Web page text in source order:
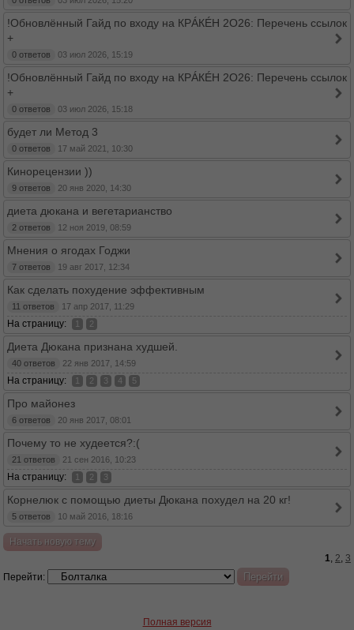
!Обновлённый Гайд по входу на КРÁКÉН 2O26: Перечень ссылок
+
0 ответов 03 июл 2026, 15:19
!Обновлённый Гайд по входу на КРÁКÉН 2O26: Перечень ссылок
+
0 ответов 03 июл 2026, 15:18
будет ли Метод 3
0 ответов 17 май 2021, 10:30
Кинорецензии ))
9 ответов 20 янв 2020, 14:30
диета дюкана и вегетарианство
2 ответов 12 ноя 2019, 08:59
Мнения о ягодах Годжи
7 ответов 19 авг 2017, 12:34
Как сделать похудение эффективным
11 ответов 17 апр 2017, 11:29
На страницу: 1 2
Диета Дюкана признана худшей.
40 ответов 22 янв 2017, 14:59
На страницу: 1 2 3 4 5
Про майонез
6 ответов 20 янв 2017, 08:01
Почему то не худеется?:(
21 ответов 21 сен 2016, 10:23
На страницу: 1 2 3
Корнелюк с помощью диеты Дюкана похудел на 20 кг!
5 ответов 10 май 2016, 18:16
Начать новую тему
1, 2, 3
Перейти:
Полная версия